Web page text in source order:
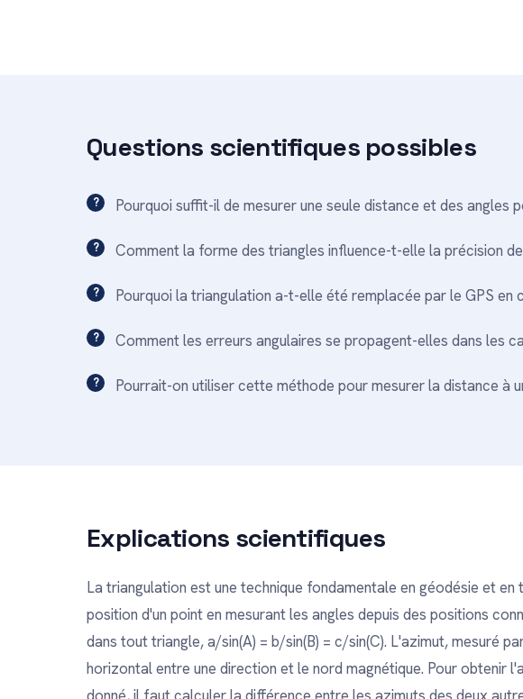
Questions scientifiques possibles
Pourquoi suffit-il de mesurer une seule distance et des
Comment la forme des triangles influence-t-elle la précision
Pourquoi la triangulation a-t-elle été remplacée par le GPS en
Comment les erreurs angulaires se propagent-elles dans les
Pourrait-on utiliser cette méthode pour mesurer la distance à
Explications scientifiques
La triangulation est une technique fondamentale en géodésie et
position d'un point en mesurant les angles depuis des positions
dans tout triangle, a/sin(A) = b/sin(B) = c/sin(C). L'azimut, mesuré
horizontal entre une direction et le nord magnétique. Pour obtenir